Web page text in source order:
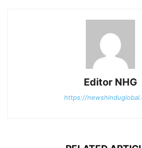
Editor NHG
https://